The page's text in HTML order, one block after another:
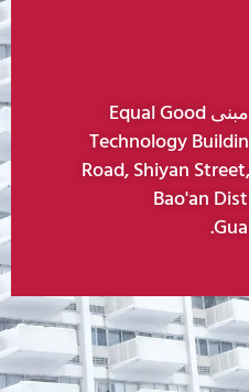
عنوان شنتشن: مبنى Equal Good
Technology
Road, Shiyan
Bao'an